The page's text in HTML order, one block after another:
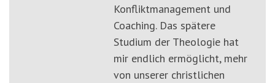
Konfliktmanagement und
Coaching. Das spätere
Studium der Theologie hat
mir endlich ermöglicht, mehr
von unserer christlichen